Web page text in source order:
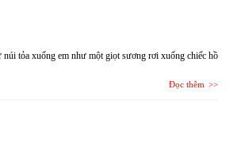
tỏa xuống em như một giọt sương rơi xuống chiếc hồ
Đọc thêm